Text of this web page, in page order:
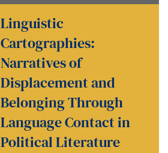
Linguistic
Cartographies:
Narratives of
Displacement and
Belonging Through
Language Contact in
Political Literature